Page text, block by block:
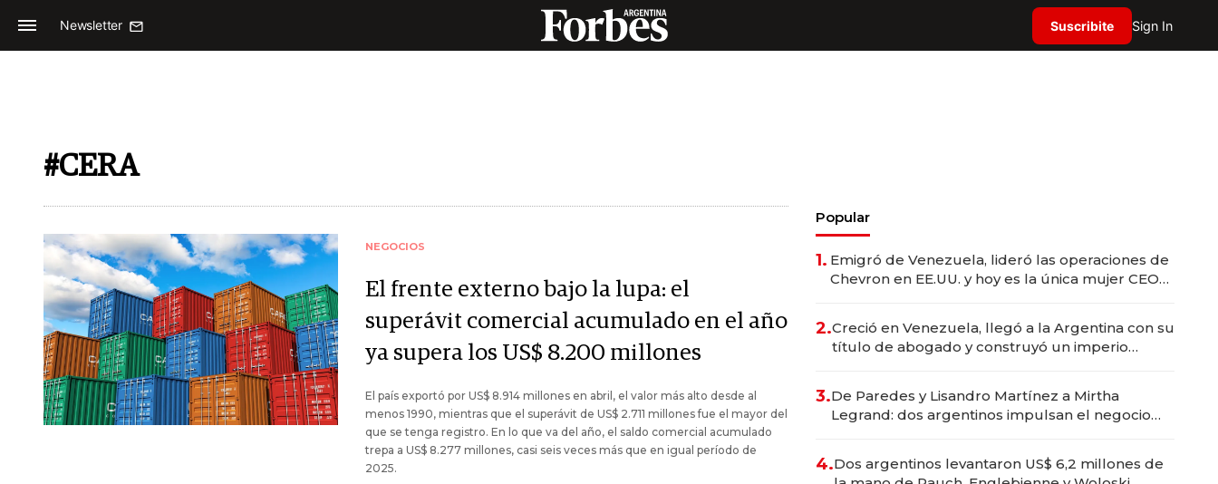
Newsletter Suscribite Sign In
#CERA
NEGOCIOS
El frente externo bajo la lupa: el
superávit comercial acumulado en el año
ya supera los US$ 8.200 millones
El país exportó por US$ 8.914 millones en abril, el valor más alto desde al
menos 1990, mientras que el superávit de US$ 2.711 millones fue el mayor del
que se tenga registro. En lo que va del año, el saldo comercial acumulado
trepa a US$ 8.277 millones, casi seis veces más que en igual período de
2025.
Popular
1. Emigró de Venezuela, lideró las operaciones de
Chevron en EE.UU. y hoy es la única mujer CEO
2.Creció en Venezuela, llegó a la Argentina con su
título de abogado y construyó un imperio
3.De Paredes y Lisandro Martínez a Mirtha
Legrand: dos argentinos impulsan el negocio
4.Dos argentinos levantaron US$ 6,2 millones de